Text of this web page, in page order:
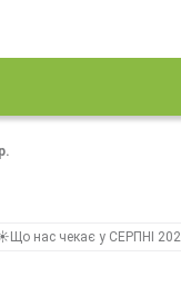
нас чекає у СЕРПНІ